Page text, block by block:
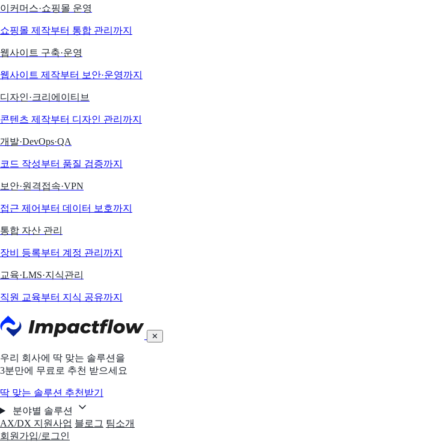
이커머스·쇼핑몰 운영
쇼핑몰 제작부터 통합 관리까지
웹사이트 구축·운영
웹사이트 제작부터 보안·운영까지
디자인·크리에이티브
콘텐츠 제작부터 디자인 관리까지
개발·DevOps·QA
코드 작성부터 품질 검증까지
보안·원격접속·VPN
접근 제어부터 데이터 보호까지
통합 자산 관리
장비 등록부터 계정 관리까지
교육·LMS·지식관리
직원 교육부터 지식 공유까지
✕
우리 회사에 딱 맞는 솔루션을
3분만에 무료로 추천 받으세요
딱 맞는 솔루션 추천받기
분야별 솔루션
AX/DX 지원사업 블로그 팀소개
회원가입/로그인